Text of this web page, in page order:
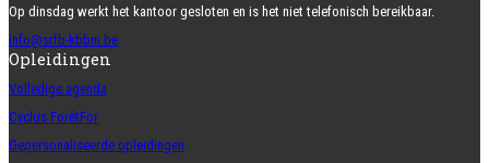
Op dinsdag werkt het kantoor gesloten en is het niet telefonisch bereikbaar.
info@srfb-kbbm.be
Opleidingen
Volledige agenda
Cyclus ForêtFor
Gepersonaliseerde opleidingen